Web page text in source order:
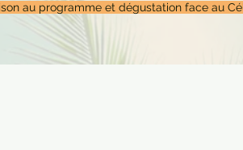
au programme et dégustation face au